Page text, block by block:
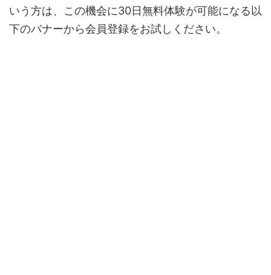
いう方は、この機会に30日無料体験が可能になる以
下のバナーから会員登録をお試しください。